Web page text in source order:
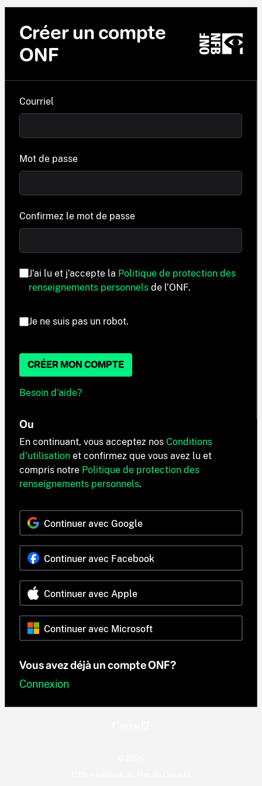
Créer un compte
ONF
Courriel
Mot de passe
Confirmez le mot de passe
J’ai lu et j’accepte la Politique de protection des
renseignements personnels de l’ONF.
Je ne suis pas un robot.
CRÉER MON COMPTE
Besoin d'aide?
Ou
En continuant, vous acceptez nos Conditions
d'utilisation et confirmez que vous avez lu et
compris notre Politique de protection des
renseignements personnels.
Continuer avec Google
Continuer avec Facebook
Continuer avec Apple
Continuer avec Microsoft
Vous avez déjà un compte ONF?
Connexion